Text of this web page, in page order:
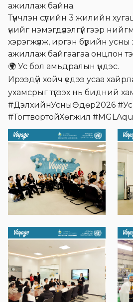
ажиллаж байна.
Түүнчлэн сүүлийн 3 жилийн
үнийг нэмэгдүүлэлгүйгээр
хэрэгжүүлж, иргэн бүрийн
ажиллаж байгаагаа онцлон
🌍 Ус бол амьдралын үндэс.
Ирээдүй хойч үедээ усаа
ухамсрыг түгээх нь бидний
#ДэлхийнУсныӨдөр2026
#ТогтвортойХөгжил